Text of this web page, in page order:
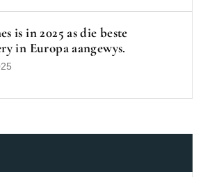
is in 2025 as die beste
in Europa aangewys.